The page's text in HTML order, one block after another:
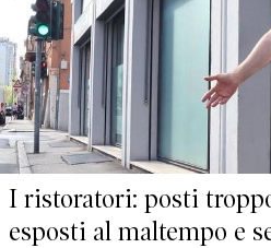
I ristoratori: posti
esposti al maltempo e